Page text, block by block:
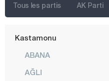
Tous les partis AK Parti
Kars
Kastamonu
ABANA
AĞLI